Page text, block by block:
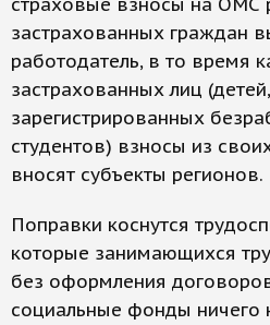
страховые взносы на ОМС
застрахованных граждан
работодатель, в то время
застрахованных лиц
зарегистрированных
студентов) взносы из
вносят субъекты регионов.
Поправки коснутся
которые занимающихся
без оформления
социальные фонды ничего